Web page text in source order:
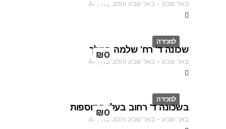
באר שבע–באר שבע והסביבה ,
AF
למכירה
ID
₪0
שכונה ד' רח' שלמה המלך
באר שבע–באר שבע והסביבה ,
AF
למכירה
ID
₪0
בשכונה ד' רחוב בעלי התוספות
באר שבע–באר שבע והסביבה ,
AF